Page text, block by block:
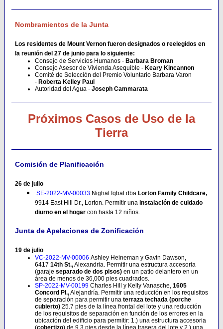
Nombramientos de la Junta
Los residentes de Mount Vernon fueron designados o reelegidos en
la reunión del 27 de junio para lo siguiente:
Consejo de Servicios Humanos - Barbara Broman
Consejo Asesor de Vivienda Asequible - Keary Kincannon
Comité de Selección del Premio Voluntario Barbara Varon
- Roberta Kelley Paul
Autoridad del Agua - Joseph Cammarata
Próximos Casos de Uso de la
Tierra
Comisión de Planificación
26 de julio
SE-2022-MV-00033 Nighat Iqbal dba Lorton Family Childcare,
9914 East Hill Dr., Lorton. Permitir una instalación de cuidado
diurno en el hogar con hasta 12 niños.
Junta de Apelaciones de Zonificación
19 de julio
VC-2022-MV-00006 Ashley Heineman y Gavin Dawson,
6417 14th St.,Alexandria. Permitir una estructura accesoria
(garaje separado de dos pisos) en un patio delantero en un
área de menos de 36,000 pies cuadrados.
SP-2022-MV-00199 Charles Hill y Kelly Vanasche, 1605
Concord Pl.,Alejandría. Permitir una reducción en los requisitos
de separación para permitir una terraza techada (porche
cubierto) 25.7 pies de la línea frontal del lote y una reducción
de los requisitos de separación en función de los errores en la
ubicación del edificio para permitir: 1.) una estructura accesoria
(cobertizo) de 9.3 pies desde la línea trasera del lote y 2.) una